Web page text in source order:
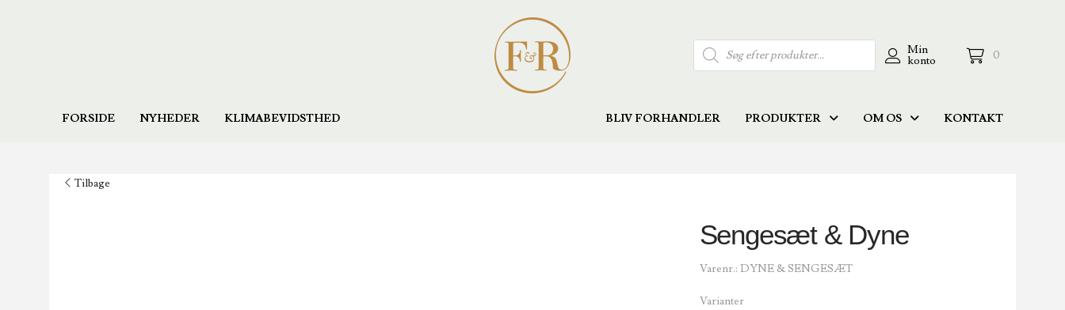
Products
search
Min
konto 0
FORSIDE NYHEDER KLIMABEVIDSTHED BLIV FORHANDLER PRODUKTER OM OS KONTAKT
Tilbage
Sengesæt & Dyne
Varenr.: DYNE & SENGESÆT
Varianter